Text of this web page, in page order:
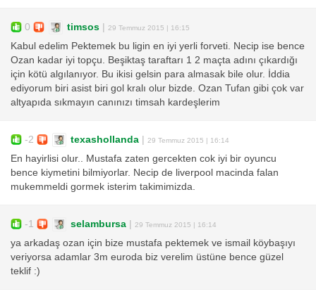
0 timsos 29 Temmuz 2015 | 16:15
Kabul edelim Pektemek bu ligin en iyi yerli forveti. Necip ise bence
Ozan kadar iyi topçu. Beşiktaş taraftarı 1 2 maçta adını çıkardığı
için kötü algılanıyor. Bu ikisi gelsin para almasak bile olur. İddia
ediyorum biri asist biri gol kralı olur bizde. Ozan Tufan gibi çok var
altyapıda sıkmayın canınızı timsah kardeşlerim
-2 texashollanda 29 Temmuz 2015 | 16:14
En hayirlisi olur.. Mustafa zaten gercekten cok iyi bir oyuncu
bence kiymetini bilmiyorlar. Necip de liverpool macinda falan
mukemmeldi gormek isterim takimimizda.
-1 selambursa 29 Temmuz 2015 | 16:14
ya arkadaş ozan için bize mustafa pektemek ve ismail köybaşıyı
veriyorsa adamlar 3m euroda biz verelim üstüne bence güzel
teklif :)